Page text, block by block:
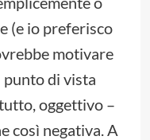
(e io preferisco
motivare
di vista
oggettivo –
così negativa. A